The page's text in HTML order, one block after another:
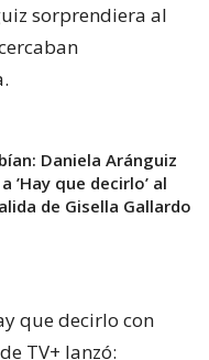
sorprendiera al
Daniela Aránguiz
’Hay que decirlo’ al
de Gisella Gallardo
que decirlo con
TV+ lanzó: